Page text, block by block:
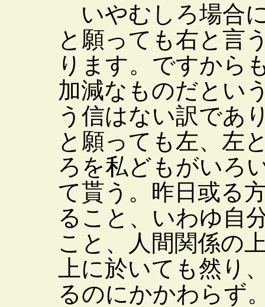
いやむしろ場合
と願っても右と言
ります。ですから
加減なものだとい
う信はない訳であ
と願っても左、左
ろを私どもがいろ
て貰う。昨日或る
ること、いわゆ自
こと、人間関係の
上に於いても然り
るのにかかわらず